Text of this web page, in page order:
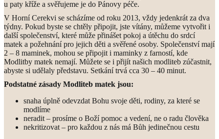
u paty kříže a svěřujeme je do Pánovy péče.
V Horní Cerekvi se scházíme od roku 2013, vždy jedenkrát za dva
týdny. Pokud byste se chtěly připojit, jste vítány, můžeme vytvořit i
další společenství, které může přinášet pokoj a útěchu do srdcí
matek a požehnání pro jejich děti a svěřené osoby. Společenství mají
2 – 8 maminek, mohou se připojit i maminky z farností, kde
Modlitby matek nemají. Můžete se i přijít našich modliteb zúčastnit,
abyste si udělaly představu. Setkání trvá cca 30 – 40 minut.
Podstatné zásady Modliteb matek jsou:
snaha úplně odevzdat Bohu svoje děti, rodiny, za které se
modlíme
neradit – prosíme o Boží pomoc a vedení, ne o radu člověka
nekritizovat – pro každou z nás má Bůh jedinečnou cestu